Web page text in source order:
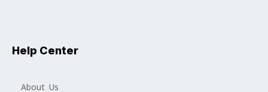
Help Center
About Us